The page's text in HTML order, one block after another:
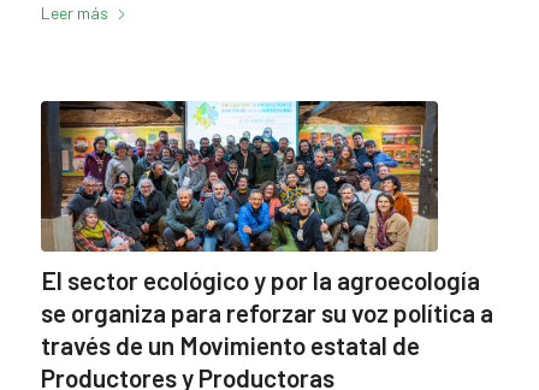
Leer más
El sector ecológico y por la agroecología
se organiza para reforzar su voz política a
través de un Movimiento estatal de
Productores y Productoras